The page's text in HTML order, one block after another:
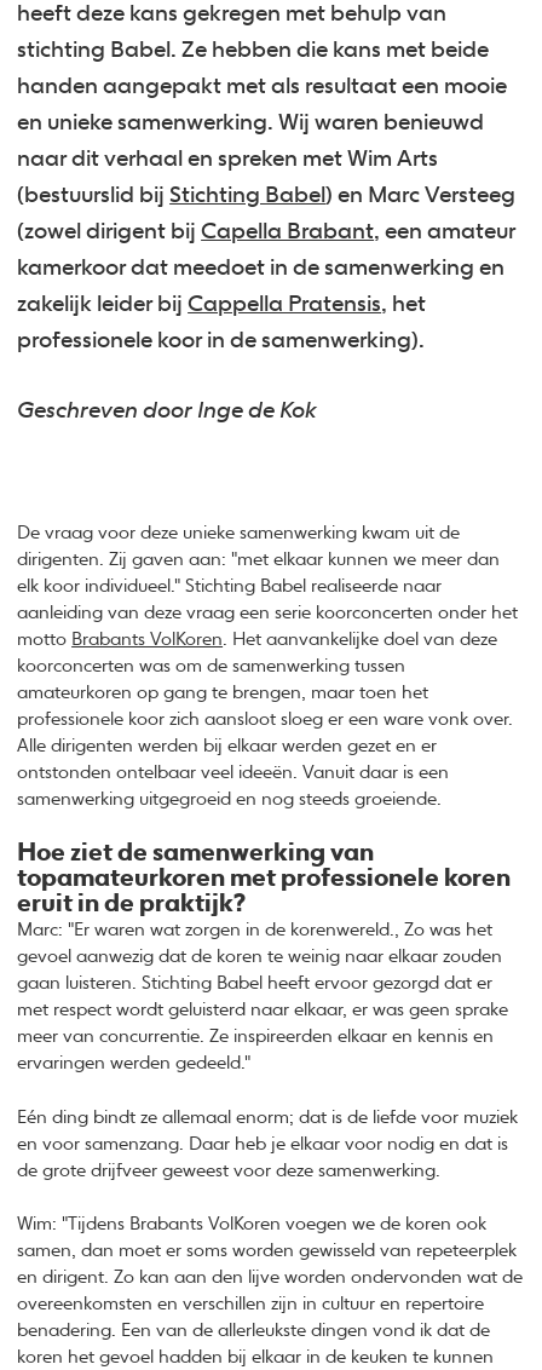
heeft deze kans gekregen met behulp van
stichting Babel. Ze hebben die kans met beide
handen aangepakt met als resultaat een mooie
en unieke samenwerking. Wij waren benieuwd
naar dit verhaal en spreken met Wim Arts
(bestuurslid bij Stichting Babel) en Marc Versteeg
(zowel dirigent bijCapella Brabant, een amateur
kamerkoor dat meedoet in de samenwerking en
zakelijk leider bijCappella Pratensis, het
professionele koor in de samenwerking).
Geschreven door Inge de Kok
De vraag voor deze unieke samenwerking kwam uit de
dirigenten. Zij gaven aan: "met elkaar kunnen we meer dan
elk koor individueel." Stichting Babel realiseerde naar
aanleiding van deze vraag een serie koorconcerten onder het
motto Brabants VolKoren. Het aanvankelijke doel van deze
koorconcerten was om de samenwerking tussen
amateurkoren op gang te brengen, maar toen het
professionele koor zich aansloot sloeg er een ware vonk over.
Alle dirigenten werden bij elkaar werden gezet en er
ontstonden ontelbaar veel ideeën. Vanuit daar is een
samenwerking uitgegroeid en nog steeds groeiende.
Hoe ziet de samenwerking van
topamateurkoren met professionele koren
eruit in de praktijk?
Marc: "Er waren wat zorgen in de korenwereld., Zo was het
gevoel aanwezig dat de koren te weinig naar elkaar zouden
gaan luisteren. Stichting Babel heeft ervoor gezorgd dat er
met respect wordt geluisterd naar elkaar, er was geen sprake
meer van concurrentie. Ze inspireerden elkaar en kennis en
ervaringen werden gedeeld."
Eén ding bindt ze allemaal enorm; dat is de liefde voor muziek
en voor samenzang. Daar heb je elkaar voor nodig en dat is
de grote drijfveer geweest voor deze samenwerking.
Wim: "Tijdens Brabants VolKoren voegen we de koren ook
samen, dan moet er soms worden gewisseld van repeteerplek
en dirigent. Zo kan aan den lijve worden ondervonden wat de
overeenkomsten en verschillen zijn in cultuur en repertoire
benadering. Een van de allerleukste dingen vond ik dat de
koren het gevoel hadden bij elkaar in de keuken te kunnen